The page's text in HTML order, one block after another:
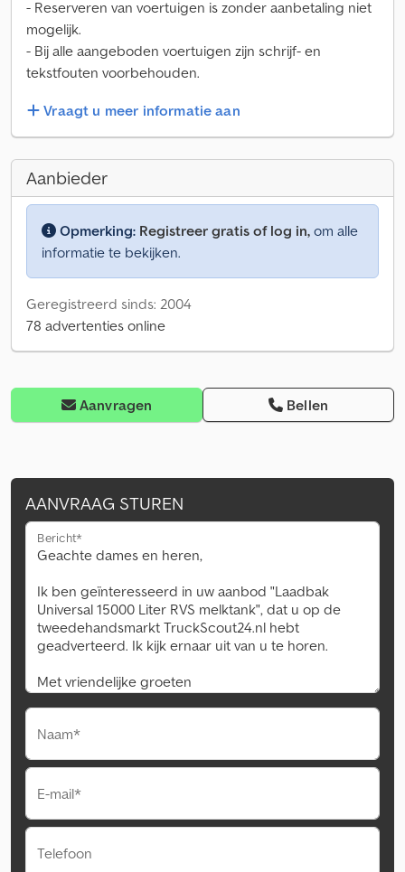
- Reserveren van voertuigen is zonder aanbetaling niet
mogelijk.
- Bij alle aangeboden voertuigen zijn schrijf- en
tekstfouten voorbehouden.
Vraagt u meer informatie aan
Aanbieder
Opmerking: Registreer gratis of log in, om alle
informatie te bekijken.
Geregistreerd sinds: 2004
78 advertenties online
Aanvragen Bellen
AANVRAAG STUREN
Bericht*
Naam*
E-mail*
Telefoon